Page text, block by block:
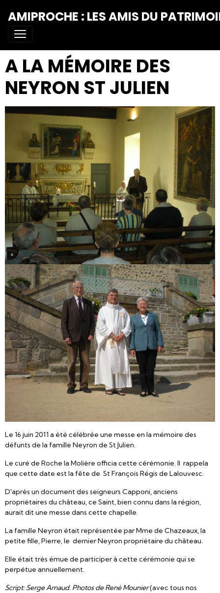
AMIPROCHE : LES AMIS DU
A LA MÉMOIRE DES
NEYRON ST JULIEN
Le 16 juin 2011 a été célébrée une messe en la mémoire des
défunts de la famille Neyron de St Julien.
Le curé de Roche la Molière officia cette cérémonie. Il rappela
que cette date est la fête de St François Régis de Lalouvesc.
D'après un document des seigneurs Capponi, anciens
propriétaires du château, ce Saint, bien connu dans la région,
aurait dit une messe dans cette chapelle.
La famille Neyron était représentée par Mme de Chazeaux, la
petite fille, Pierre, le dernier Neyron propriétaire du château.
Elle était très émue de participer à cette cérémonie qui se
perpétue annuellement.
Script: Serge Arnaud. Photos de René Mounier(avec tous nos